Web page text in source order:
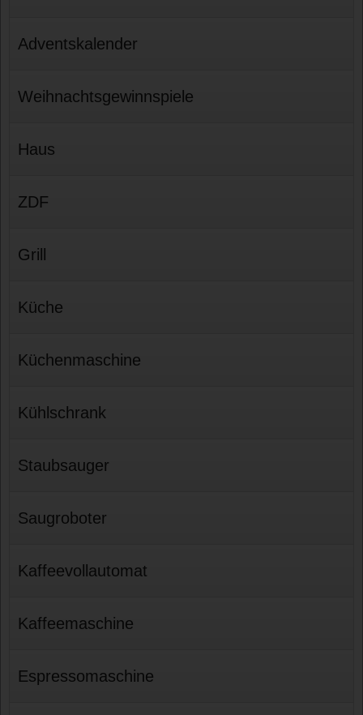
Adventskalender
Weihnachtsgewinnspiele
Haus
ZDF
Grill
Küche
Küchenmaschine
Kühlschrank
Staubsauger
Saugroboter
Kaffeevollautomat
Kaffeemaschine
Espressomaschine